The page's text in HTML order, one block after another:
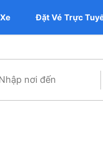
Đặt Vé Trực